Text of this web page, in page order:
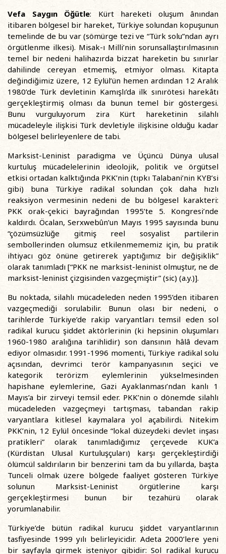
Vefa Saygın Öğütle: Kürt hareketi oluşum ânından
itibaren bölgesel bir hareket, Türkiye solundan kopuşunun
temelinde de bu var (sömürge tezi ve “Türk solu”ndan ayrı
örgütlenme ilkesi). Misak-ı Milli’nin sorunsallaştırılmasının
temel bir nedeni halihazırda bizzat hareketin bu sınırlar
dahilinde cereyan etmemiş, etmiyor olması. Kitapta
değindiğimiz üzere, 12 Eylül’ün hemen ardından 12 Aralık
1980’de Türk devletinin Kamışlı’da ilk sınırötesi harekâtı
gerçekleştirmiş olması da bunun temel bir göstergesi.
Bunu vurguluyorum zira Kürt hareketinin silahlı
mücadeleyle ilişkisi Türk devletiyle ilişkisine olduğu kadar
bölgesel belirleyenlere de tabi.
Marksist-Leninist paradigma ve Üçüncü Dünya ulusal
kurtuluş mücadelelerinin ideolojik, politik ve örgütsel
etkisi ortadan kalktığında PKK’nin (tıpkı Talabani’nin KYB’si
gibi) buna Türkiye radikal solundan çok daha hızlı
reaksiyon vermesinin nedeni de bu bölgesel karakteri:
PKK orak-çekici bayrağından 1995’te 5. Kongresi’nde
kaldırdı. Öcalan, Serxwebûn’un Mayıs 1995 sayısında bunu
“çözümsüzlüğe gitmiş reel sosyalist partilerin
sembollerinden olumsuz etkilenmememiz için, bu pratik
ihtiyacı göz önüne getirerek yaptığımız bir değişiklik”
olarak tanımladı [“PKK ne marksist-leninist olmuştur, ne de
marksist-leninist çizgisinden vazgeçmiştir” (sic) (a.y.)].
Bu noktada, silahlı mücadeleden neden 1995’den itibaren
vazgeçmediği sorulabilir. Bunun olası bir nedeni, o
tarihlerde Türkiye’de rakip varyantları temsil eden sol
radikal kurucu şiddet aktörlerinin (ki hepsinin oluşumları
1960-1980 aralığına tarihlidir) son dansının hâlâ devam
ediyor olmasıdır. 1991-1996 momenti, Türkiye radikal solu
açısından, devrimci terör kampanyasının seçici ve
kategorik terörizm eylemlerinin yükselmesinden
hapishane eylemlerine, Gazi Ayaklanması’ndan kanlı 1
Mayıs’a bir zirveyi temsil eder. PKK’nin o dönemde silahlı
mücadeleden vazgeçmeyi tartışması, tabandan rakip
varyantlara kitlesel kaymalara yol açabilirdi. Nitekim
PKK’nin, 12 Eylül öncesinde “lokal düzeydeki devlet inşası
pratikleri” olarak tanımladığımız çerçevede KUK’a
(Kürdistan Ulusal Kurtuluşçuları) karşı gerçekleştirdiği
ölümcül saldırıların bir benzerini tam da bu yıllarda, başta
Tunceli olmak üzere bölgede faaliyet gösteren Türkiye
solunun Marksist-Leninist örgütlerine karşı
gerçekleştirmesi bunun bir tezahürü olarak
yorumlanabilir.
Türkiye’de bütün radikal kurucu şiddet varyantlarının
tasfiyesinde 1999 yılı belirleyicidir. Adeta 2000’lere yeni
bir sayfayla girmek isteniyor gibidir: Sol radikal kurucu